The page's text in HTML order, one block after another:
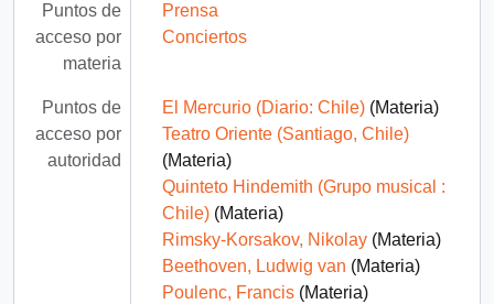
Puntos de
acceso por
materia
Prensa
Conciertos
Puntos de
acceso por
autoridad
El Mercurio (Diario: Chile)(Materia)
Teatro Oriente (Santiago, Chile)
(Materia)
Quinteto Hindemith (Grupo musical :
Chile)(Materia)
Rimsky-Korsakov, Nikolay(Materia)
Beethoven, Ludwig van (Materia)
Poulenc, Francis(Materia)